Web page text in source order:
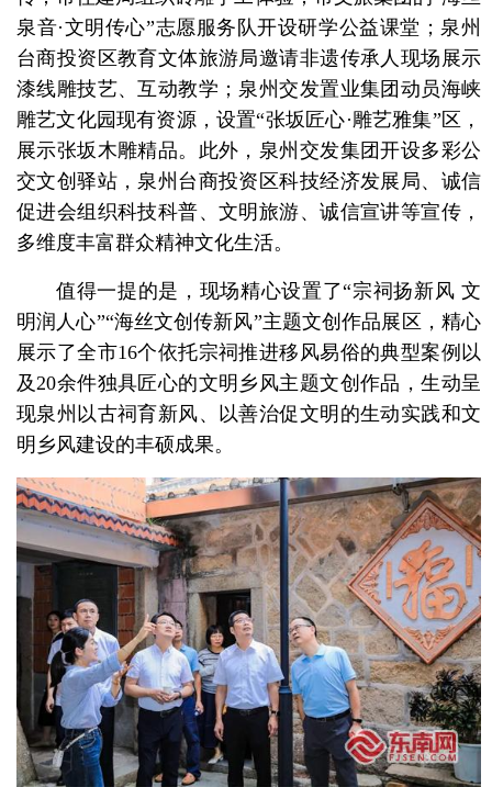
泉音·文明传心”志愿服务队开设研学公益课堂；泉州
台商投资区教育文体旅游局邀请非遗传承人现场展示
漆线雕技艺、互动教学；泉州交发置业集团动员海峡
雕艺文化园现有资源，设置“张坂匠心·雕艺雅集”区，
展示张坂木雕精品。此外，泉州交发集团开设多彩公
交文创驿站，泉州台商投资区科技经济发展局、诚信
促进会组织科技科普、文明旅游、诚信宣讲等宣传，
多维度丰富群众精神文化生活。
值得一提的是，现场精心设置了“宗祠扬新风 文
明润人心”“海丝文创传新风”主题文创作品展区，精心
展示了全市16个依托宗祠推进移风易俗的典型案例以
及20余件独具匠心的文明乡风主题文创作品，生动呈
现泉州以古祠育新风、以善治促文明的生动实践和文
明乡风建设的丰硕成果。